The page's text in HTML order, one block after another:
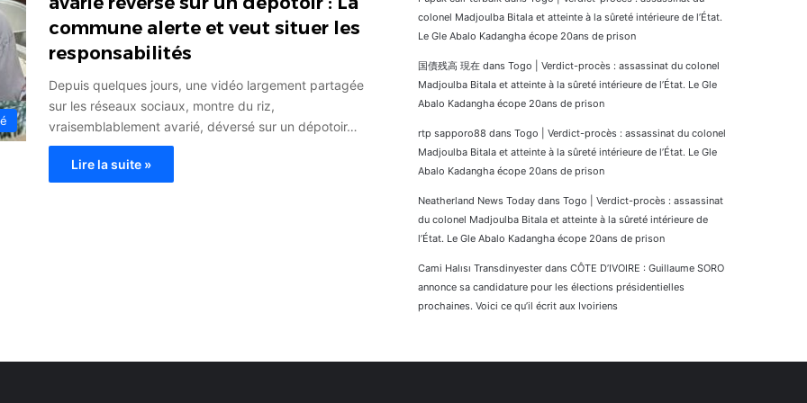
commune alerte et veut situer les
responsabilités
Depuis quelques jours, une vidéo largement partagée
sur les réseaux sociaux, montre du riz,
vraisemblablement avarié, déversé sur un dépotoir…
Lire la suite »
colonel Madjoulba Bitala et atteinte à la sûreté intérieure de l’État.
Le Gle Abalo Kadangha écope 20ans de prison
国債残高 現在 dans Togo | Verdict-procès : assassinat du colonel
Madjoulba Bitala et atteinte à la sûreté intérieure de l’État. Le Gle
Abalo Kadangha écope 20ans de prison
rtp sapporo88 dans Togo | Verdict-procès : assassinat du colonel
Madjoulba Bitala et atteinte à la sûreté intérieure de l’État. Le Gle
Abalo Kadangha écope 20ans de prison
Neatherland News Today dans Togo | Verdict-procès : assassinat
du colonel Madjoulba Bitala et atteinte à la sûreté intérieure de
l’État. Le Gle Abalo Kadangha écope 20ans de prison
Cami Halısı Transdinyester dans CÔTE D’IVOIRE : Guillaume SORO
annonce sa candidature pour les élections présidentielles
prochaines. Voici ce qu’il écrit aux Ivoiriens